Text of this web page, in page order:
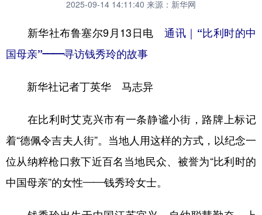
科技 科创 量子 体育
文化 书画
访谈 视频
食品 人居 信息化 数字经济
学术中国 乡村振兴 银龄 溯源中国
城市 旅游 能源
彩票 娱乐 时尚 悦读
2025-09-14 14:11:40 来源：新华网
新华社布鲁塞尔9月13日电 通讯｜“比利时的中
国母亲”——寻访钱秀玲的故事
新华社记者丁英华 马志异
在比利时艾克兴市有一条静谧小街，路牌上标记
着“德佩令吉夫人街”。当地人用这样的方式，以纪念一
位从纳粹枪口救下近百名当地民众、被誉为“比利时的
中国母亲”的女性——钱秀玲女士。